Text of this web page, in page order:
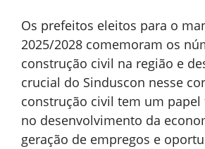
Os prefeitos eleitos para o
2025/2028 comemoram os
construção civil na região e
crucial do Sinduscon nesse
construção civil tem um
no desenvolvimento da
geração de empregos e